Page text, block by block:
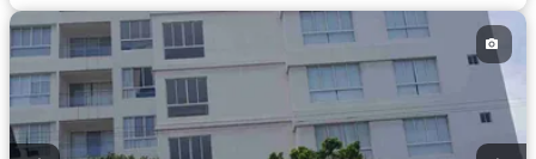
Jardín
Garita de guardianía Sauna
Seguridad
Piscina
Gimnasio Ascensor
Cancha de tenis
Completamente amoblado